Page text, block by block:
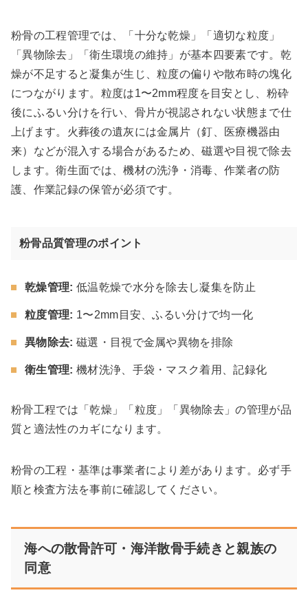
粉骨の工程管理では、「十分な乾燥」「適切な粒度」
「異物除去」「衛生環境の維持」が基本四要素です。乾
燥が不足すると凝集が生じ、粒度の偏りや散布時の塊化
につながります。粒度は1〜2mm程度を目安とし、粉砕
後にふるい分けを行い、骨片が視認されない状態まで仕
上げます。火葬後の遺灰には金属片（釘、医療機器由
来）などが混入する場合があるため、磁選や目視で除去
します。衛生面では、機材の洗浄・消毒、作業者の防
護、作業記録の保管が必須です。
粉骨品質管理のポイント
乾燥管理: 低温乾燥で水分を除去し凝集を防止
粒度管理: 1〜2mm目安、ふるい分けで均一化
異物除去: 磁選・目視で金属や異物を排除
衛生管理: 機材洗浄、手袋・マスク着用、記録化
粉骨工程では「乾燥」「粒度」「異物除去」の管理が品
質と適法性のカギになります。
粉骨の工程・基準は事業者により差があります。必ず手
順と検査方法を事前に確認してください。
海への散骨許可・海洋散骨手続きと親族の
同意